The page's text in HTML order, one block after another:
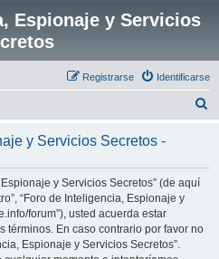
Espionaje y Servicios
Identificarse
Registrarse
c
y Servicios Secretos -
y Servicios Secretos” (de aquí
“Foro de Inteligencia, Espionaje y
forum”), usted acuerda estar
términos. En caso contrario por favor no
Espionaje y Servicios Secretos”.